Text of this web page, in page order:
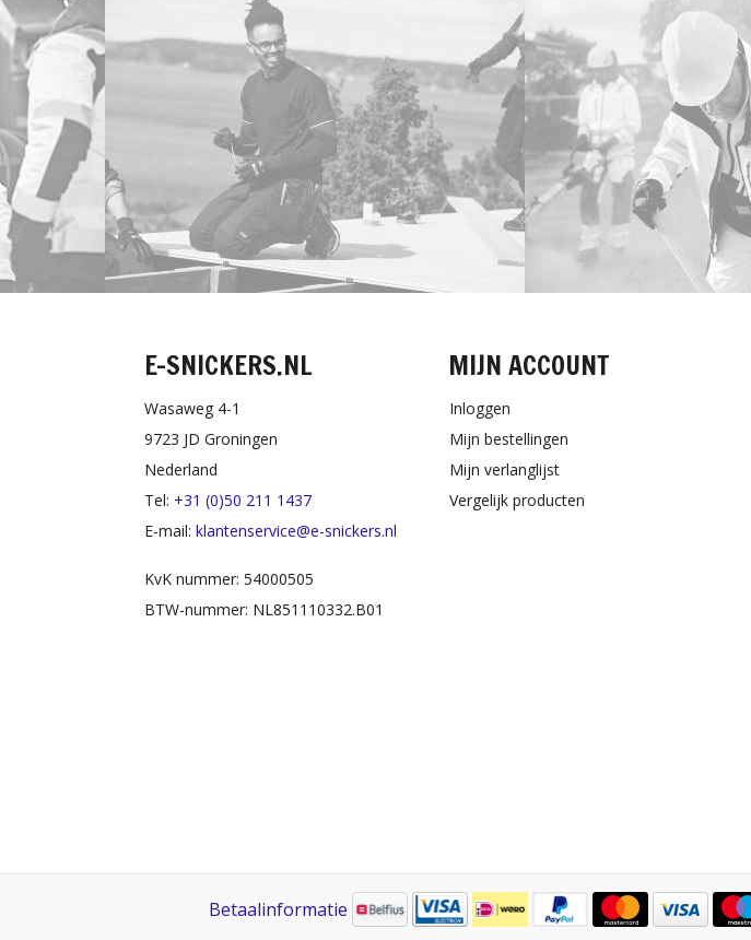
E-SNICKERS.NL
Wasaweg 4-1
9723 JD Groningen
Nederland
Tel: +31 (0)50 211 1437
E-mail: klantenservice@e-snickers.nl
KvK nummer: 54000505
BTW-nummer: NL851110332.B01
MIJN ACCOUNT
Inloggen
Mijn bestellingen
Mijn verlanglijst
Vergelijk producten
Betaalinformatie